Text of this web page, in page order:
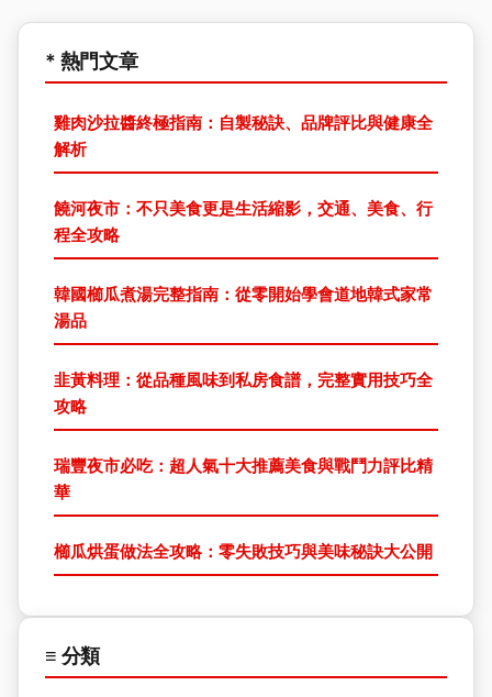
* 熱門文章
雞肉沙拉醬終極指南：自製秘訣、品牌評比與健康全
解析
饒河夜市：不只美食更是生活縮影，交通、美食、行
程全攻略
韓國櫛瓜煮湯完整指南：從零開始學會道地韓式家常
湯品
韭黃料理：從品種風味到私房食譜，完整實用技巧全
攻略
瑞豐夜市必吃：超人氣十大推薦美食與戰鬥力評比精
華
櫛瓜烘蛋做法全攻略：零失敗技巧與美味秘訣大公開
≡ 分類